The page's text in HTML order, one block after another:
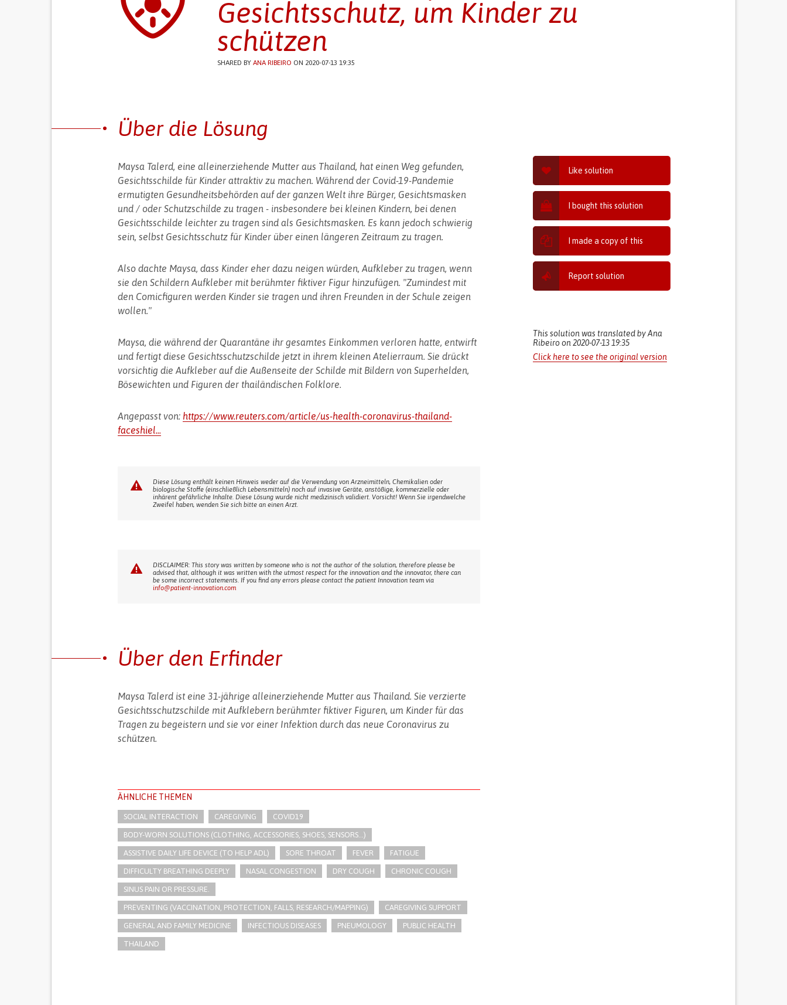
Gesichtsschutz, um Kinder zu
schützen
SHARED BY ANA RIBEIRO ON 2020-07-13 19:35
Like solution
I bought this solution
I made a copy of this
Report solution
This solution was translated by Ana
Ribeiro on 2020-07-13 19:35
Click here to see the original version
Über die Lösung
Maysa Talerd, eine alleinerziehende Mutter aus Thailand, hat einen Weg gefunden,
Gesichtsschilde für Kinder attraktiv zu machen. Während der Covid-19-Pandemie
ermutigten Gesundheitsbehörden auf der ganzen Welt ihre Bürger, Gesichtsmasken
und / oder Schutzschilde zu tragen - insbesondere bei kleinen Kindern, bei denen
Gesichtsschilde leichter zu tragen sind als Gesichtsmasken. Es kann jedoch schwierig
sein, selbst Gesichtsschutz für Kinder über einen längeren Zeitraum zu tragen.
Also dachte Maysa, dass Kinder eher dazu neigen würden, Aufkleber zu tragen, wenn
sie den Schildern Aufkleber mit berühmter fiktiver Figur hinzufügen. "Zumindest mit
den Comicfiguren werden Kinder sie tragen und ihren Freunden in der Schule zeigen
wollen."
Maysa, die während der Quarantäne ihr gesamtes Einkommen verloren hatte, entwirft
und fertigt diese Gesichtsschutzschilde jetzt in ihrem kleinen Atelierraum. Sie drückt
vorsichtig die Aufkleber auf die Außenseite der Schilde mit Bildern von Superhelden,
Bösewichten und Figuren der thailändischen Folklore.
Angepasst von: https://www.reuters.com/article/us-health-coronavirus-thailand-
faceshiel...
Diese Lösung enthält keinen Hinweis weder auf die Verwendung von Arzneimitteln, Chemikalien oder
biologische Stoffe (einschließlich Lebensmitteln) noch auf invasive Geräte, anstößige, kommerzielle oder
inhärent gefährliche Inhalte. Diese Lösung wurde nicht medizinisch validiert. Vorsicht! Wenn Sie irgendwelche
Zweifel haben, wenden Sie sich bitte an einen Arzt.
DISCLAIMER: This story was written by someone who is not the author of the solution, therefore please be
advised that, although it was written with the utmost respect for the innovation and the innovator, there can
be some incorrect statements. If you find any errors please contact the patient Innovation team via
info@patient-innovation.com
Über den Erfinder
Maysa Talerd ist eine 31-jährige alleinerziehende Mutter aus Thailand. Sie verzierte
Gesichtsschutzschilde mit Aufklebern berühmter fiktiver Figuren, um Kinder für das
Tragen zu begeistern und sie vor einer Infektion durch das neue Coronavirus zu
schützen.
ÄHNLICHE THEMEN
SOCIAL INTERACTION CAREGIVING COVID19
BODY-WORN SOLUTIONS (CLOTHING, ACCESSORIES, SHOES, SENSORS...)
ASSISTIVE DAILY LIFE DEVICE (TO HELP ADL) SORE THROAT FEVER FATIGUE
DIFFICULTY BREATHING DEEPLY NASAL CONGESTION DRY COUGH CHRONIC COUGH
SINUS PAIN OR PRESSURE.
PREVENTING (VACCINATION, PROTECTION, FALLS, RESEARCH/MAPPING) CAREGIVING SUPPORT
GENERAL AND FAMILY MEDICINE INFECTIOUS DISEASES PNEUMOLOGY PUBLIC HEALTH
THAILAND